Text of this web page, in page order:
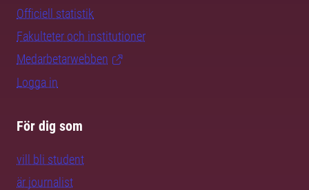
Officiell statistik
Fakulteter och institutioner
Medarbetarwebben
Logga in
För dig som
vill bli student
är journalist